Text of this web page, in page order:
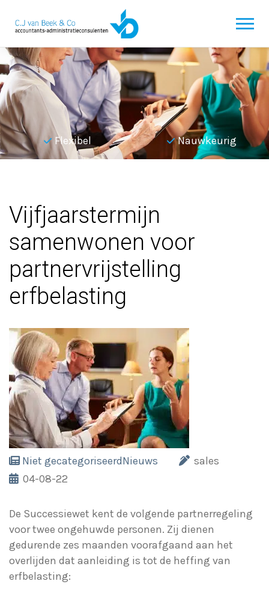
Flexibel Nauwkeurig
Vijfjaarstermijn
samenwonen voor
partnervrijstelling
erfbelasting
Niet gecategoriseerdNieuws
sales
04-08-22
De Successiewet kent de volgende partnerregeling
voor twee ongehuwde personen. Zij dienen
gedurende zes maanden voorafgaand aan het
overlijden dat aanleiding is tot de heffing van
erfbelasting: